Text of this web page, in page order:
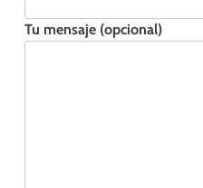
Tu mensaje (opcional)